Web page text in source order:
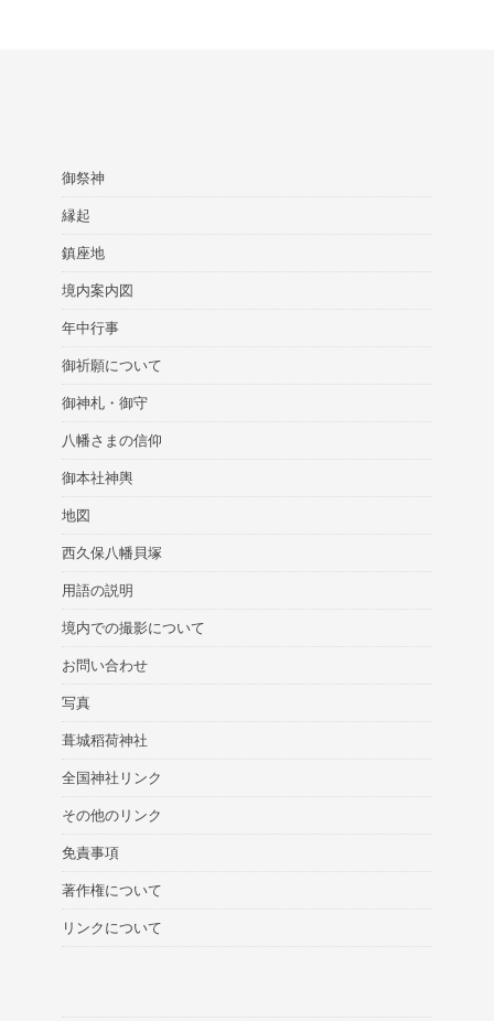
御祭神
縁起
鎮座地
境内案内図
年中行事
御祈願について
御神札・御守
八幡さまの信仰
御本社神輿
地図
西久保八幡貝塚
用語の説明
境内での撮影について
お問い合わせ
写真
葺城稻荷神社
全国神社リンク
その他のリンク
免責事項
著作権について
リンクについて